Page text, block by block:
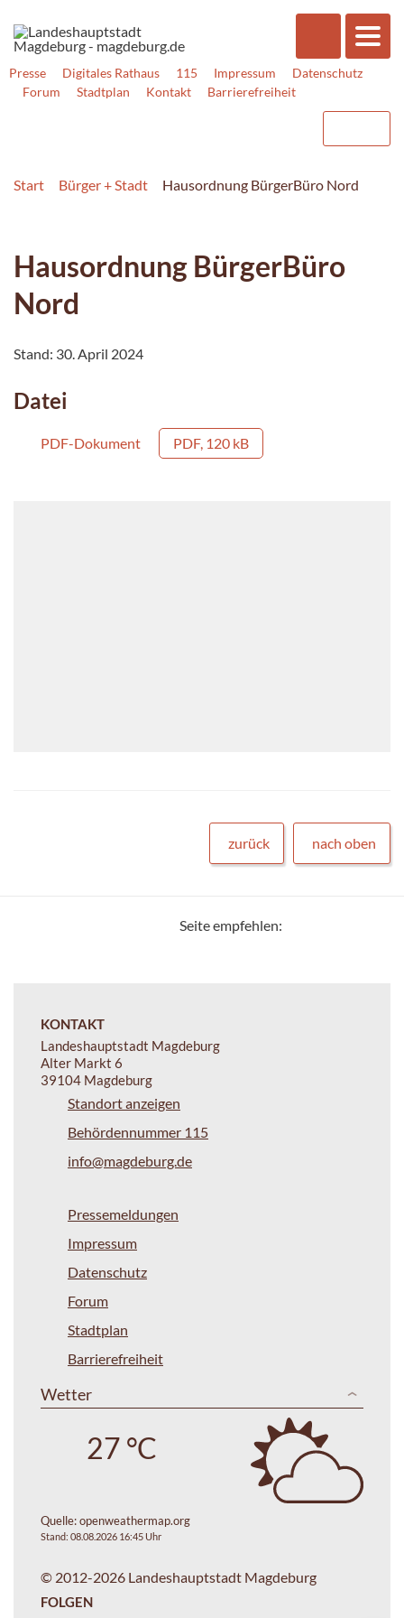
Presse Digitales Rathaus 115 Impressum
Datenschutz
Forum
Stadtplan Kontakt Barrierefreiheit
Start Bürger + Stadt Hausordnung BürgerBüro Nord
Hausordnung BürgerBüro
Nord
Stand: 30. April 2024
Datei
PDF-Dokument PDF, 120 kB
zurück nach oben
Seite empfehlen:
KONTAKT
Landeshauptstadt Magdeburg
Alter Markt 6
39104 Magdeburg
Standort anzeigen
Behördennummer 115
info@magdeburg.de
Pressemeldungen
Impressum
Datenschutz
Forum
Stadtplan
Barrierefreiheit
Wetter
27 °C
Quelle:openweathermap.org
Stand: 08.08.2026 16:45 Uhr
© 2012-2026 Landeshauptstadt Magdeburg
FOLGEN